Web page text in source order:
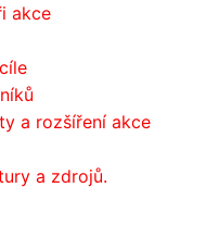
akce
a rozšíření akce
a zdrojů.